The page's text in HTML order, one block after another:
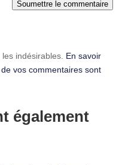
Soumettre le commentaire
indésirables. En savoir
vos commentaires sont
également